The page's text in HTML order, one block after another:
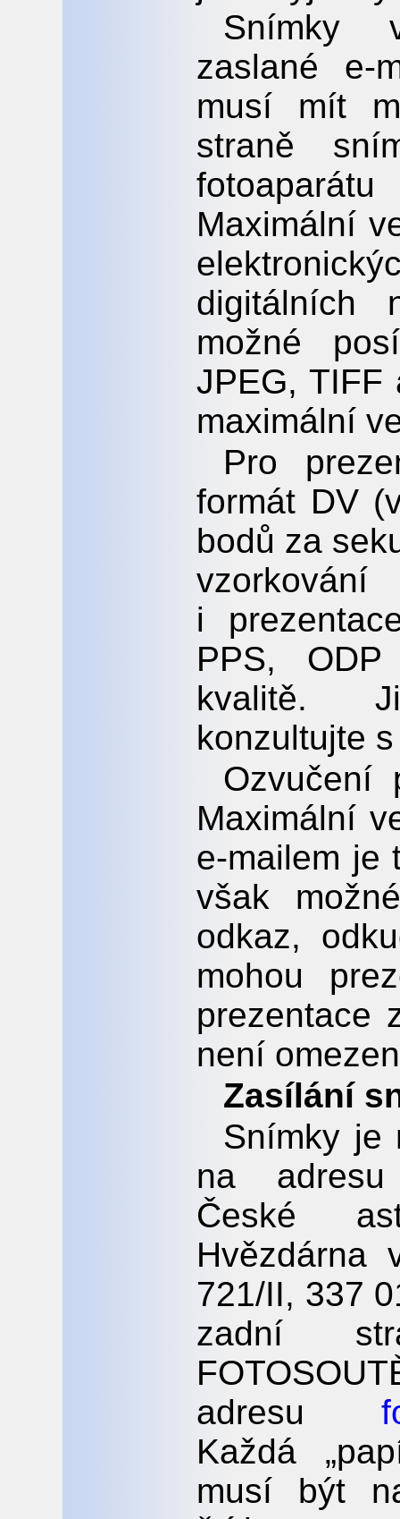
Snímky
zaslané e-
musí mít
straně
Maximální
digitálních
možné
JPEG, TIFF
maximální
Pro
formát DV
bodů za
i
PPS,
kvalitě.
konzultujte
Ozvučení
Maximální
e-mailem je
však
odkaz,
mohou
prezentace
není
Zasílání
Snímky je
na adresu
České
Hvězdárna
721/II, 337
zadní
adresu
Každá
musí být